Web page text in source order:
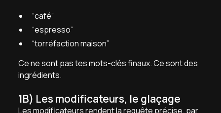
“café”
“espresso”
“torréfaction maison”
Ce ne sont pas tes mots-clés finaux. Ce sont des
ingrédients.
1B) Les modificateurs, le glaçage
Les modificateurs rendent la requête précise, par